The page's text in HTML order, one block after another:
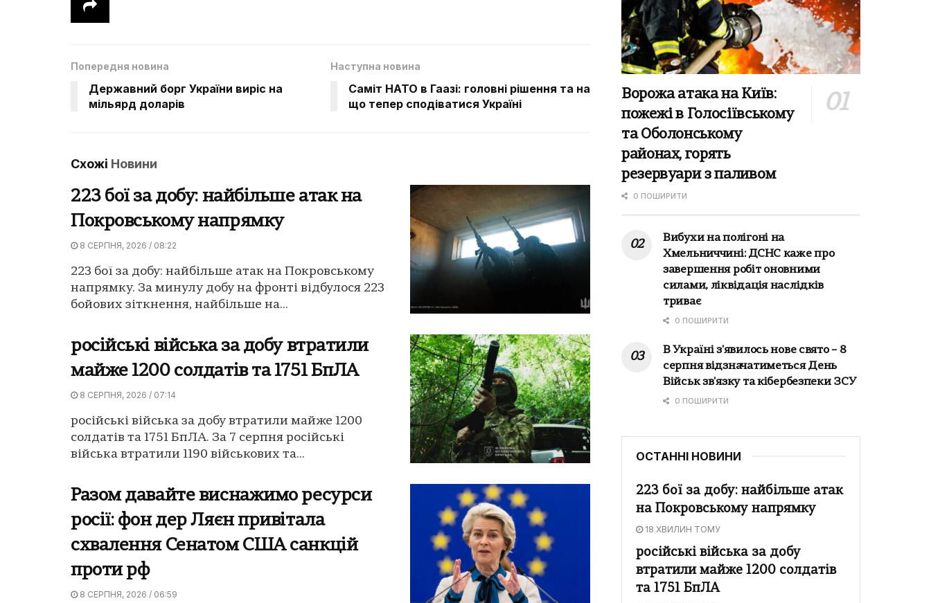
Попередня новина
Державний борг України виріс на
мільярд доларів
Наступна новина
Саміт НАТО в Гаазі: головні рішення та на
що тепер сподіватися Україні
Схожі Новини
223 бої за добу: найбільше атак на
Покровському напрямку
8 СЕРПНЯ, 2026 / 08:22
223 бої за добу: найбільше атак на Покровському
напрямку. За минулу добу на фронті відбулося 223
бойових зіткнення, найбільше на...
російські війська за добу втратили
майже 1200 солдатів та 1751 БпЛА
8 СЕРПНЯ, 2026 / 07:14
російські війська за добу втратили майже 1200
солдатів та 1751 БпЛА. За 7 серпня російські
війська втратили 1190 військових та...
Разом давайте виснажимо ресурси
росії: фон дер Ляєн привітала
схвалення Сенатом США санкцій
проти рф
8 СЕРПНЯ, 2026 / 06:59
Ворожа атака на Київ:
пожежі в Голосіївському
та Оболонському
районах, горять
резервуари з паливом
0 ПОШИРИТИ
Вибухи на полігоні на
Хмельниччині: ДСНС каже про
завершення робіт оновними
силами, ліквідація наслідків
триває
0 ПОШИРИТИ
В Україні з'явилось нове свято – 8
серпня відзначатиметься День
Військ зв'язку та кібербезпеки ЗСУ
0 ПОШИРИТИ
ОСТАННІ НОВИНИ
223 бої за добу: найбільше атак
на Покровському напрямку
18 ХВИЛИН ТОМУ
російські війська за добу
втратили майже 1200 солдатів
та 1751 БпЛА